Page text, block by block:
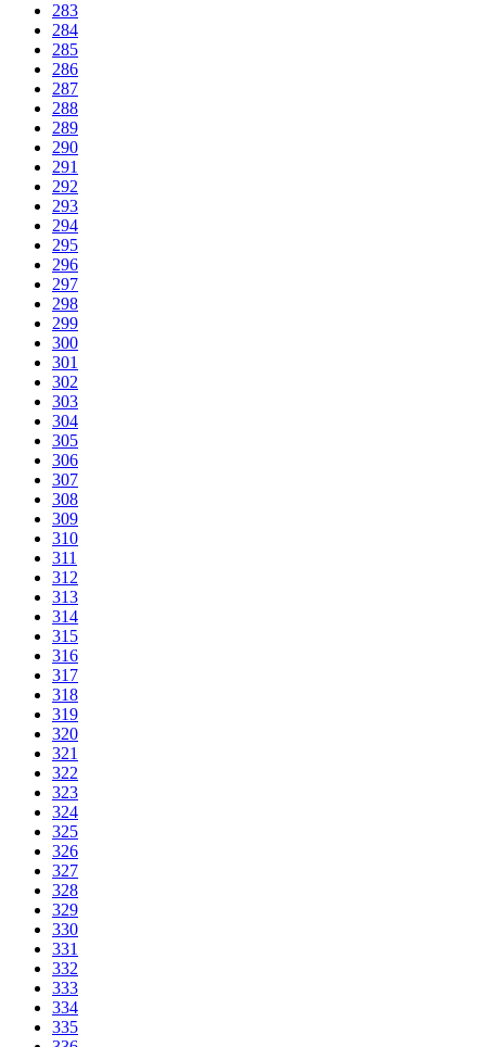
283
284
285
286
287
288
289
290
291
292
293
294
295
296
297
298
299
300
301
302
303
304
305
306
307
308
309
310
311
312
313
314
315
316
317
318
319
320
321
322
323
324
325
326
327
328
329
330
331
332
333
334
335